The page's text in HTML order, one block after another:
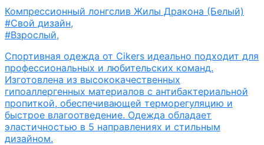
Компрессионный лонгслив Жилы Дракона (Белый)
#Свой дизайн,
#Взрослый,
Спортивная одежда от Cikers идеально подходит для
профессиональных и любительских команд.
Изготовлена из высококачественных
гипоаллергенных материалов с антибактериальной
пропиткой, обеспечивающей терморегуляцию и
быстрое влагоотведение. Одежда обладает
эластичностью в 5 направлениях и стильным
дизайном.